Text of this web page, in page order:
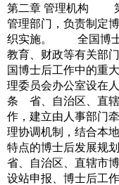
第二章 管理机构 第
管理部门，负责制定
织实施。 全国博士
教育、财政等有关部
国博士后工作中的重
理委员会办公室设
条 省、自治区、直辖
作，建立由人事部门
理协调机制，结合本
特点的博士后发展规
省、自治区、直辖市
设站申报、博士后工